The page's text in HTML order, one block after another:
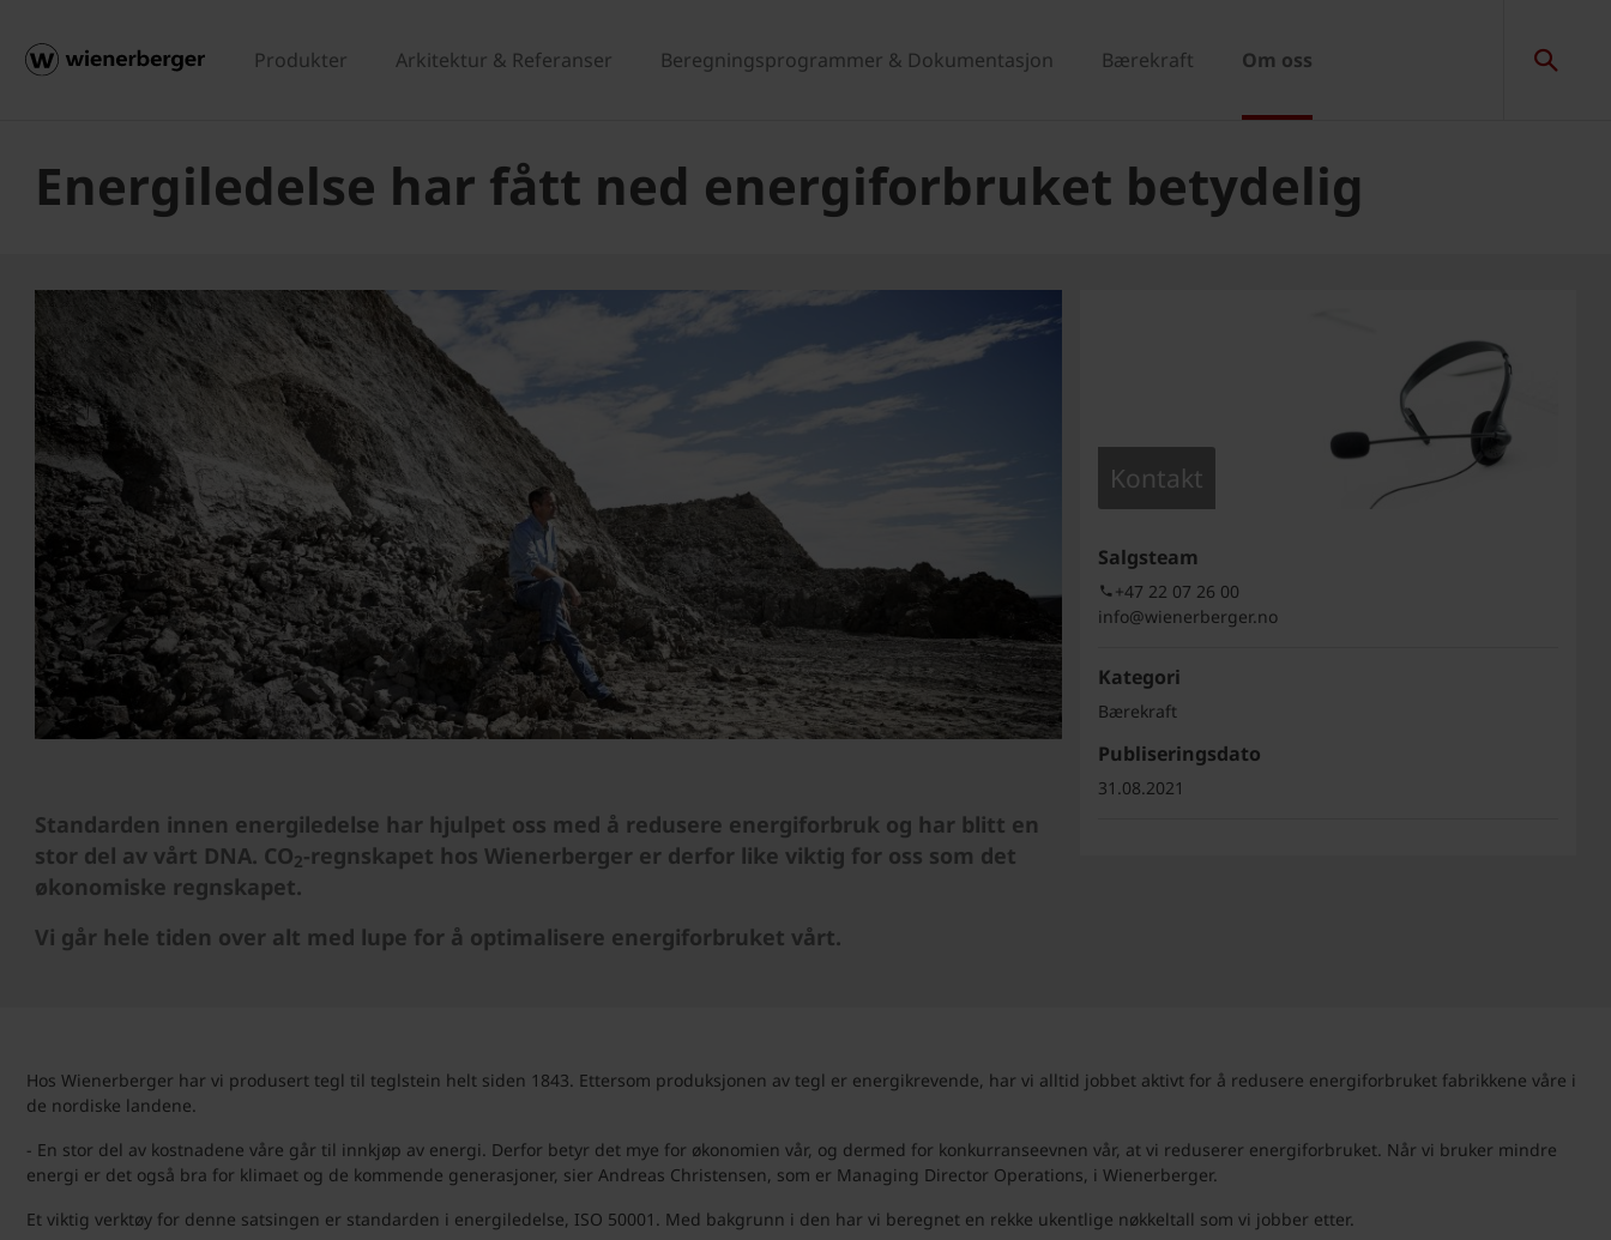
Produkter Arkitektur & Referanser Beregningsprogrammer & Dokumentasjon Bærekraft Om oss
Energiledelse har fått ned energiforbruket betydelig
Standarden innen energiledelse har hjulpet oss med å redusere energiforbruk og har blitt en
stor del av vårt DNA. CO2-regnskapet hos Wienerberger er derfor like viktig for oss som det
økonomiske regnskapet.
Vi går hele tiden over alt med lupe for å optimalisere energiforbruket vårt.
Kontakt
Salgsteam
+47 22 07 26 00
info@wienerberger.no
Kategori
Bærekraft
Publiseringsdato
31.08.2021
Hos Wienerberger har vi produsert tegl til teglstein helt siden 1843. Ettersom produksjonen av tegl er energikrevende, har vi alltid jobbet aktivt for å redusere energiforbruket fabrikkene våre i
de nordiske landene.
- En stor del av kostnadene våre går til innkjøp av energi. Derfor betyr det mye for økonomien vår, og dermed for konkurranseevnen vår, at vi reduserer energiforbruket. Når vi bruker mindre
energi er det også bra for klimaet og de kommende generasjoner, sier Andreas Christensen, som er Managing Director Operations, i Wienerberger.
Et viktig verktøy for denne satsingen er standarden i energiledelse, ISO 50001. Med bakgrunn i den har vi beregnet en rekke ukentlige nøkkeltall som vi jobber etter.